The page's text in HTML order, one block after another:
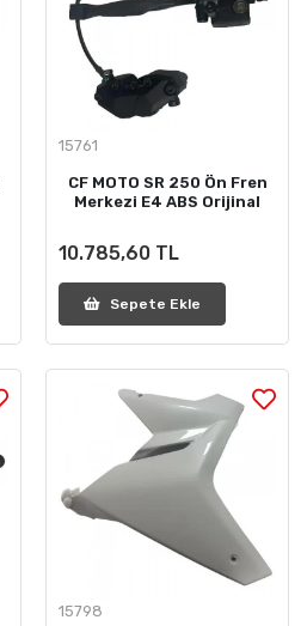
15761
CF MOTO SR 250 Ön Fren
Merkezi E4 ABS Orijinal
10.785,60 TL
Sepete Ekle
15798